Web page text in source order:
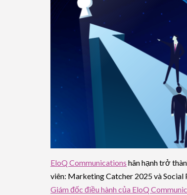
EloQ Communications hân hạnh trở
viên: Marketing Catcher 2025 và
Giám đốc điều hành của EloQ